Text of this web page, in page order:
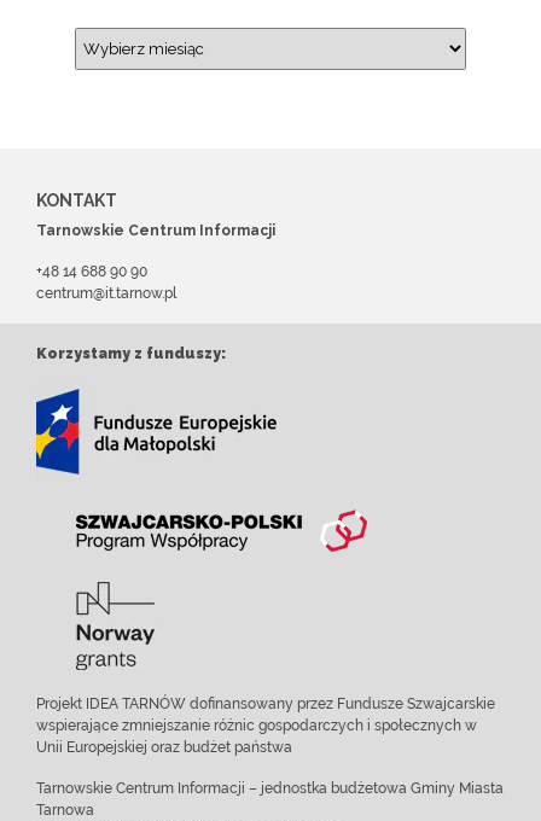
KONTAKT
Tarnowskie Centrum Informacji
+48 14 688 90 90
centrum@it.tarnow.pl
Korzystamy z funduszy:
Projekt IDEA TARNÓW dofinansowany przez Fundusze Szwajcarskie
wspierające zmniejszanie różnic gospodarczych i społecznych w
Unii Europejskiej oraz budżet państwa
Tarnowskie Centrum Informacji – jednostka budżetowa Gminy Miasta
Tarnowa